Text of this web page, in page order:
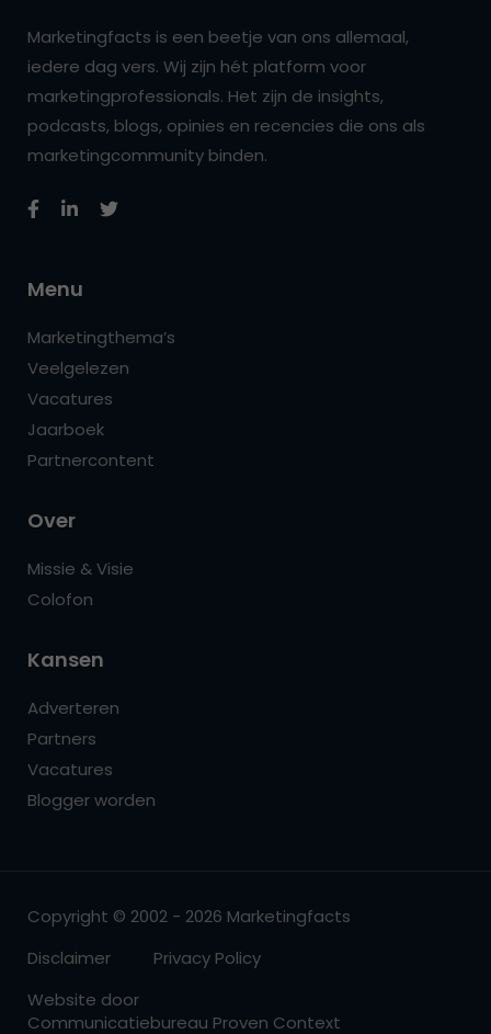
Marketingfacts is een beetje van ons allemaal,
iedere dag vers. Wij zijn hét platform voor
marketingprofessionals. Het zijn de insights,
podcasts, blogs, opinies en recencies die ons als
marketingcommunity binden.
Menu
Marketingthema’s
Veelgelezen
Vacatures
Jaarboek
Partnercontent
Over
Missie & Visie
Colofon
Kansen
Adverteren
Partners
Vacatures
Blogger worden
Copyright © 2002 - 2026 Marketingfacts
Disclaimer
Privacy Policy
Website door
Communicatiebureau Proven Context